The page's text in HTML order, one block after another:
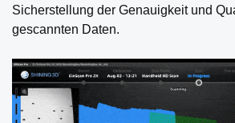
Sicherstellung der Genauigkeit und
gescannten Daten.